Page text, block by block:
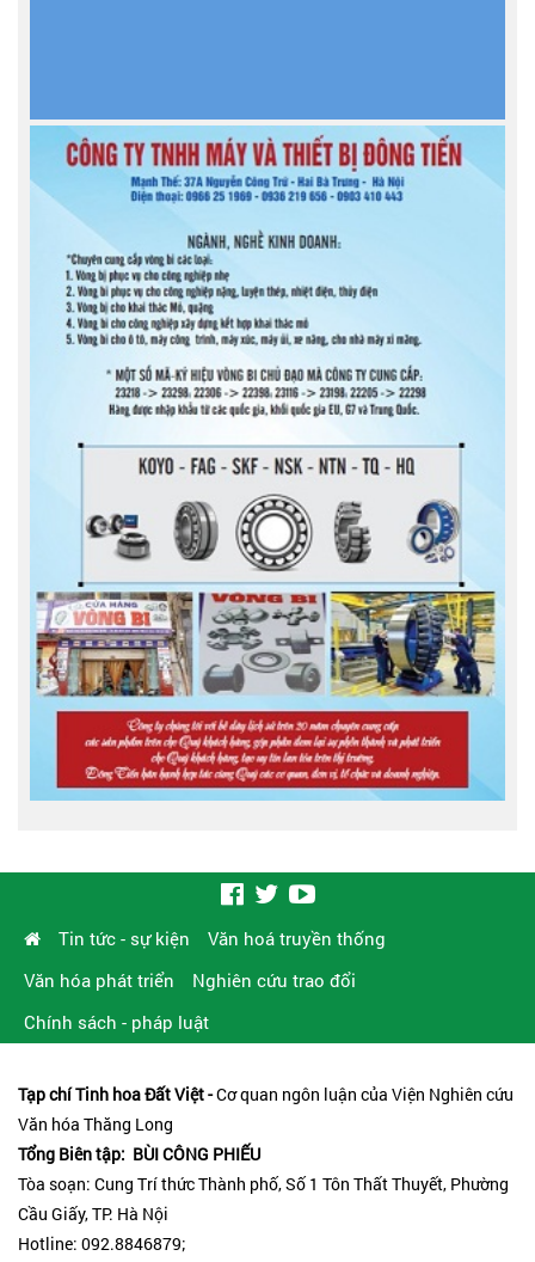
Tin tức - sự kiện
Văn hoá truyền thống
Văn hóa phát triển
Nghiên cứu trao đổi
Chính sách - pháp luật
Tạp chí Tinh hoa Đất Việt -Cơ quan ngôn luận của Viện Nghiên cứu
Văn hóa Thăng Long
Tổng Biên tập: BÙI CÔNG PHIẾU
Tòa soạn: Cung Trí thức Thành phố, Số 1 Tôn Thất Thuyết, Phường
Cầu Giấy, TP. Hà Nội
Hotline: 092.8846879;